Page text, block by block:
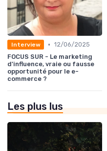
Interview • 12/06/2025
FOCUS SUR - Le marketing
d'influence, vraie ou fausse
opportunité pour le e-
commerce ?
Les plus lus